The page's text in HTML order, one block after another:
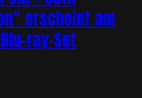
erscheint am
ray-Set